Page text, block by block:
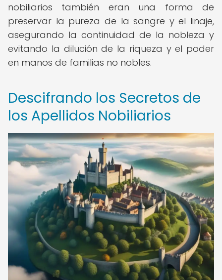
nobiliarios también eran una forma de
preservar la pureza de la sangre y el linaje,
asegurando la continuidad de la nobleza y
evitando la dilución de la riqueza y el poder
en manos de familias no nobles.
Descifrando los Secretos de
los Apellidos Nobiliarios